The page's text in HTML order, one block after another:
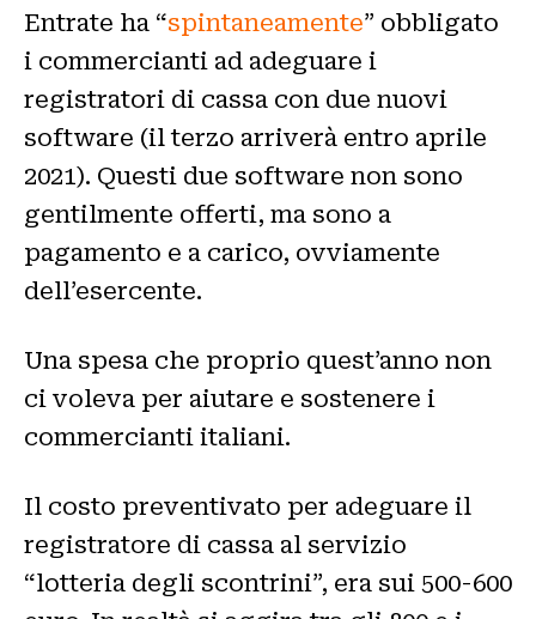
Entrate ha “spintaneamente” obbligato
i commercianti ad adeguare i
registratori di cassa con due nuovi
software (il terzo arriverà entro aprile
2021). Questi due software non sono
gentilmente offerti, ma sono a
pagamento e a carico, ovviamente
dell’esercente.
Una spesa che proprio quest’anno non
ci voleva per aiutare e sostenere i
commercianti italiani.
Il costo preventivato per adeguare il
registratore di cassa al servizio
“lotteria degli scontrini”, era sui 500-600